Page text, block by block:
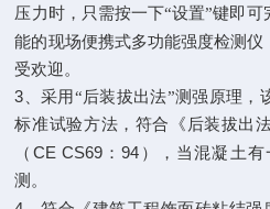
压力时，只需按一下“设置”键即
能的现场便携式多功能强度检测
受欢迎。
3 、采用“后装拔出法”测强原理
标准试验方法，符合《后装拔出
（ CE CS69：94 ），当混凝土
测。